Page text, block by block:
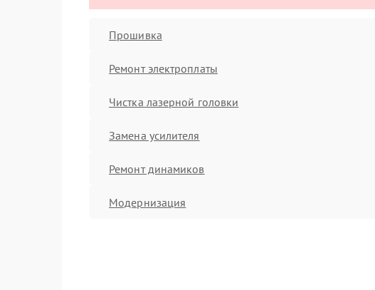
Прошивка
Ремонт электроплаты
Чистка лазерной головки
Замена усилителя
Ремонт динамиков
Модернизация